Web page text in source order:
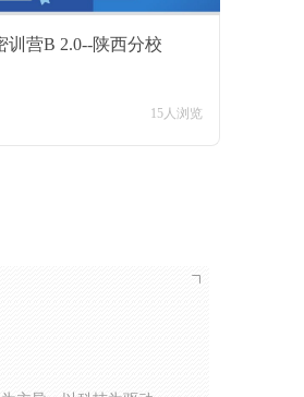
训营B 2.0--陕西分校
15人浏览